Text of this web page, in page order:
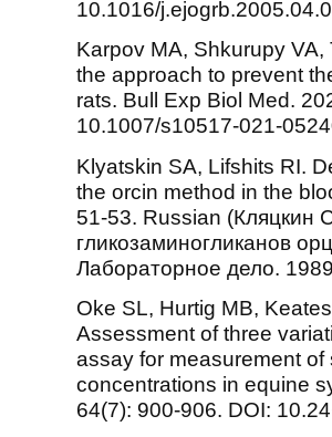
10.1016/
Karpov MA, Shkurupy VA,
the approach to prevent
rats. Bull Exp Biol Med.
10.1007/s10517-021-
Klyatskin SA, Lifshits RI.
the orcin method in the
51-53. Russian
гликозаминогликанов
Лабораторное дело.
Oke SL, Hurtig MB,
Assessment of three
assay for measurement
concentrations in equine
64(7): 900-906. DOI: